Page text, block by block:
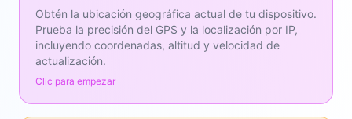
Obtén la ubicación geográfica actual de tu dispositivo.
Prueba la precisión del GPS y la localización por IP,
incluyendo coordenadas, altitud y velocidad de
actualización.
Clic para empezar